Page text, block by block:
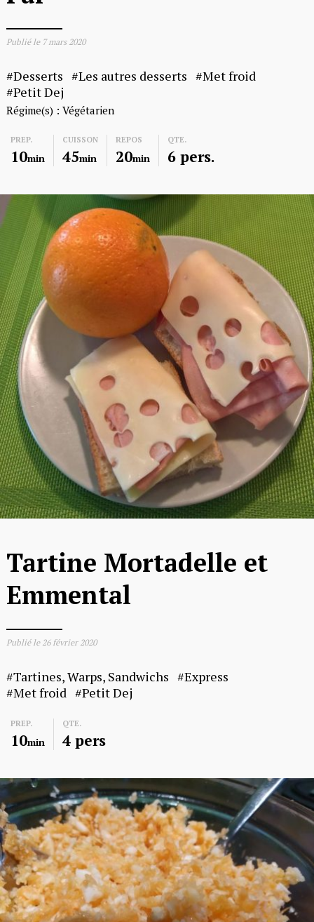
Publié le 7 mars 2020
Desserts Les autres desserts
Met froid
Petit Dej
Régime(s) : Végétarien
PREP.
10min
CUISSON
45min
REPOS
20min
QTE.
6 pers.
Tartine Mortadelle et
Emmental
Publié le 26 février 2020
Tartines, Warps, Sandwichs
Express
Met froid
Petit Dej
PREP.
10min
QTE.
4 pers